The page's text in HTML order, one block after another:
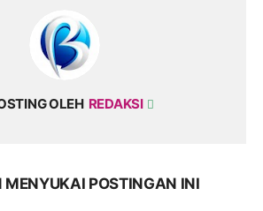
OLEH REDAKSI
POSTINGAN INI